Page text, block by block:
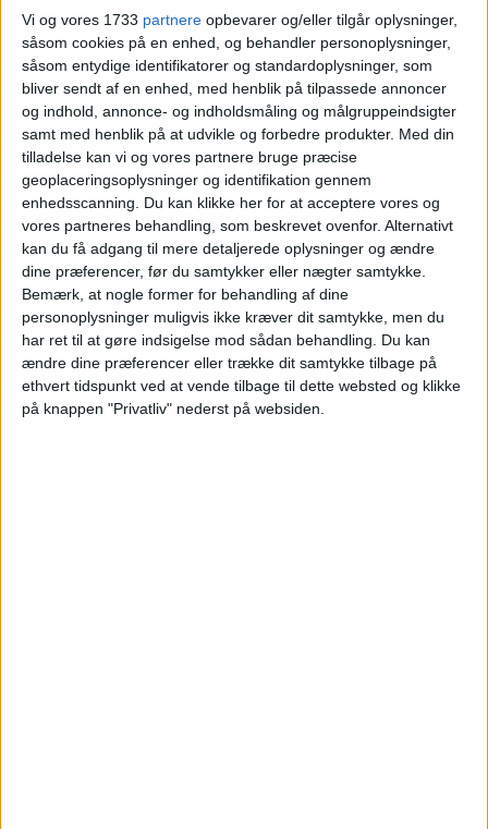
Vi og vores 1733 partnere opbevarer og/eller tilgår oplysninger,
såsom cookies på en enhed, og behandler personoplysninger,
såsom entydige identifikatorer og standardoplysninger, som
bliver sendt af en enhed, med henblik på tilpassede annoncer
og indhold, annonce- og indholdsmåling og målgruppeindsigter
samt med henblik på at udvikle og forbedre produkter. Med din
tilladelse kan vi og vores partnere bruge præcise
geoplaceringsoplysninger og identifikation gennem
enhedsscanning. Du kan klikke her for at acceptere vores og
vores partneres behandling, som beskrevet ovenfor. Alternativt
kan du få adgang til mere detaljerede oplysninger og ændre
dine præferencer, før du samtykker eller nægter samtykke.
Bemærk, at nogle former for behandling af dine
personoplysninger muligvis ikke kræver dit samtykke, men du
har ret til at gøre indsigelse mod sådan behandling.
Du kan
ændre dine præferencer eller trække dit samtykke tilbage på
ethvert tidspunkt ved at vende tilbage til dette websted og klikke
på knappen "Privatliv" nederst på websiden.
Apollo køber
Easyjet efter
budkamp
Apollo Global Management overtager Easyjet for
5,7 milliarder pund efter måneder med budkamp
om det britiske lavprisselskab.